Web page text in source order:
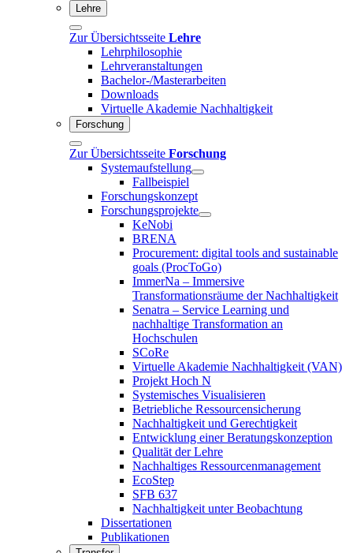
Lehre
Zur Übersichtsseite Lehre
Lehrphilosophie
Lehrveranstaltungen
Bachelor-/Masterarbeiten
Downloads
Virtuelle Akademie Nachhaltigkeit
Forschung
Zur Übersichtsseite Forschung
Systemaufstellung
Fallbeispiel
Forschungskonzept
Forschungsprojekte
KeNobi
BRENA
Procurement: digital tools and sustainable
goals (ProcToGo)
ImmerNa – Immersive
Transformationsräume der Nachhaltigkeit
Senatra – Service Learning und
nachhaltige Transformation an
Hochschulen
SCoRe
Virtuelle Akademie Nachhaltigkeit (VAN)
Projekt Hoch N
Systemisches Visualisieren
Betriebliche Ressourcensicherung
Nachhaltigkeit und Gerechtigkeit
Entwicklung einer Beratungskonzeption
Qualität der Lehre
Nachhaltiges Ressourcenmanagement
EcoStep
SFB 637
Nachhaltigkeit unter Beobachtung
Dissertationen
Publikationen